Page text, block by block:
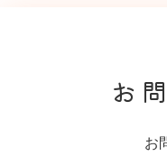
お
お